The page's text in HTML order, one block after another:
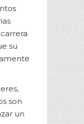
su
son
un